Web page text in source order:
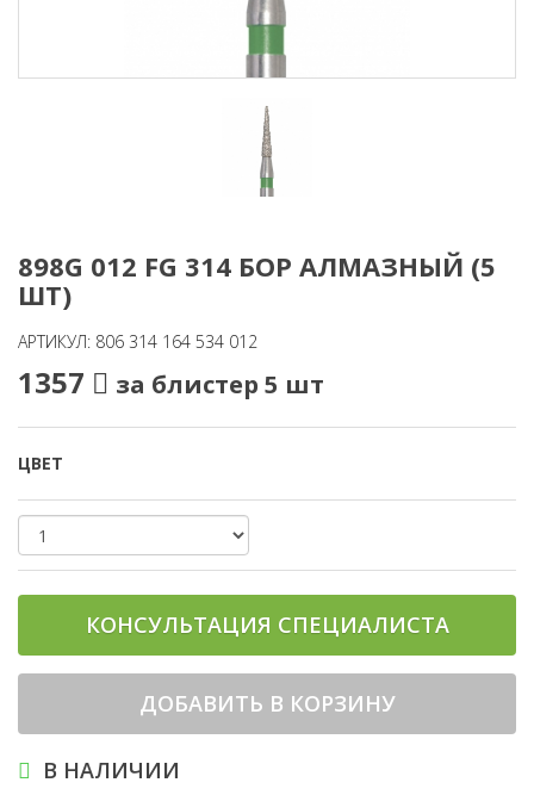
898G 012 FG 314 БОР АЛМАЗНЫЙ (5
ШТ)
АРТИКУЛ: 806 314 164 534 012
1357 за блистер 5 шт
ЦВЕТ
КОНСУЛЬТАЦИЯ СПЕЦИАЛИСТА
ДОБАВИТЬ В КОРЗИНУ
В НАЛИЧИИ